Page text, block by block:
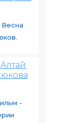
Весна
-